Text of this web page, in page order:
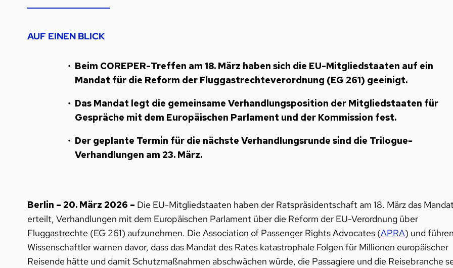
AUF EINEN BLICK
Beim COREPER-Treffen am 18. März haben sich die EU-Mitgliedstaaten auf ein
Mandat für die Reform der Fluggastrechteverordnung (EG 261) geeinigt.
Das Mandat legt die gemeinsame Verhandlungsposition der Mitgliedstaaten für
Gespräche mit dem Europäischen Parlament und der Kommission fest.
Der geplante Termin für die nächste Verhandlungsrunde sind die Trilogue-
Verhandlungen am 23. März.
Berlin – 20. März 2026 – Die EU-Mitgliedstaaten haben der Ratspräsidentschaft am 18. März das
erteilt, Verhandlungen mit dem Europäischen Parlament über die Reform der EU-Verordnung über
Fluggastrechte (EG 261) aufzunehmen. Die Association of Passenger Rights Advocates (APRA) und
Wissenschaftler warnen davor, dass das Mandat des Rates katastrophale Folgen für Millionen europäischer
Reisende hätte und damit Schutzmaßnahmen abschwächen würde, die Passagiere und die Reisebranche